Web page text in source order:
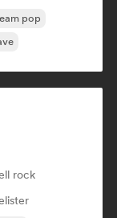
pop
rock